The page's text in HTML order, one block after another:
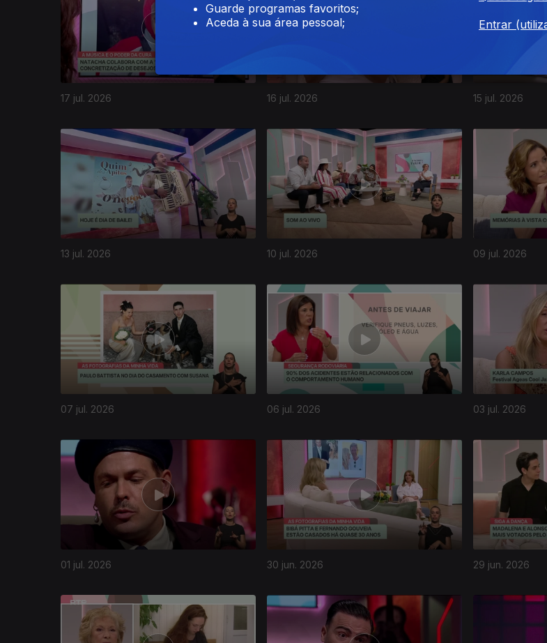
17 jul. 2026 16 jul. 2026 15 jul. 2026
13 jul. 2026 10 jul. 2026 09 jul. 2026
07 jul. 2026 06 jul. 2026 03 jul. 2026
01 jul. 2026 30 jun. 2026 29 jun. 2026
Guarde programas favoritos;
Aceda à sua área pessoal;
Entrar